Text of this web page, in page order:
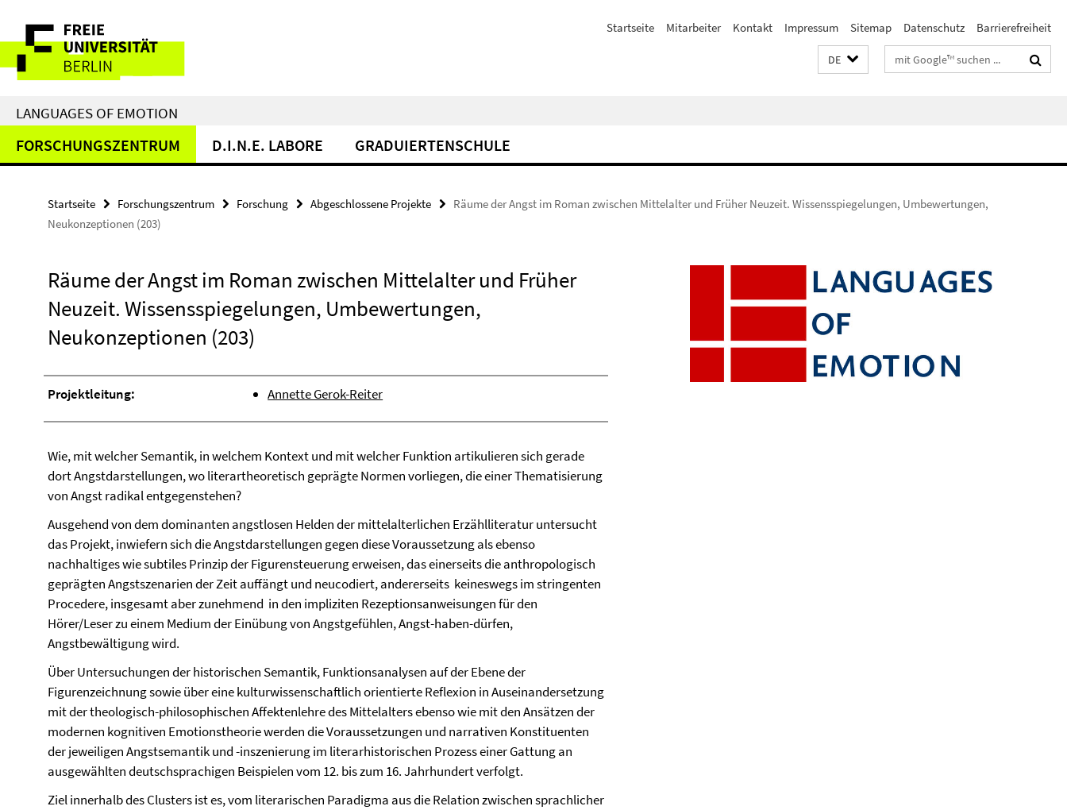
direkt
Inhalt
Service-
Navigation
Startseite Mitarbeiter Kontakt Impressum Sitemap Datenschutz Barrierefreiheit
DE Suchbegriffe
LANGUAGES OF EMOTION
FORSCHUNGSZENTRUM D.I.N.E. LABORE GRADUIERTENSCHULE
Startseite Forschungszentrum Forschung Abgeschlossene Projekte
Räume der Angst im Roman zwischen Mittelalter und Früher Neuzeit. Wissensspiegelungen, Umbewertungen,
Neukonzeptionen (203)
Räume der Angst im Roman zwischen Mittelalter und Früher
Neuzeit. Wissensspiegelungen, Umbewertungen,
Neukonzeptionen (203)
Projektleitung: Annette Gerok-Reiter
Wie, mit welcher Semantik, in welchem Kontext und mit welcher Funktion artikulieren sich gerade
dort Angstdarstellungen, wo literartheoretisch geprägte Normen vorliegen, die einer Thematisierung
von Angst radikal entgegenstehen?
Ausgehend von dem dominanten angstlosen Helden der mittelalterlichen Erzählliteratur untersucht
das Projekt, inwiefern sich die Angstdarstellungen gegen diese Voraussetzung als ebenso
nachhaltiges wie subtiles Prinzip der Figurensteuerung erweisen, das einerseits die anthropologisch
geprägten Angstszenarien der Zeit auffängt und neucodiert, andererseits  keineswegs im stringenten
Procedere, insgesamt aber zunehmend  in den impliziten Rezeptionsanweisungen für den
Hörer/Leser zu einem Medium der Einübung von Angstgefühlen, Angst-haben-dürfen,
Angstbewältigung wird.
Über Untersuchungen der historischen Semantik, Funktionsanalysen auf der Ebene der
Figurenzeichnung sowie über eine kulturwissenschaftlich orientierte Reflexion in Auseinandersetzung
mit der theologisch-philosophischen Affektenlehre des Mittelalters ebenso wie mit den Ansätzen der
modernen kognitiven Emotionstheorie werden die Voraussetzungen und narrativen Konstituenten
der jeweiligen Angstsemantik und -inszenierung im literarhistorischen Prozess einer Gattung an
ausgewählten deutschsprachigen Beispielen vom 12. bis zum 16. Jahrhundert verfolgt.
Ziel innerhalb des Clusters ist es, vom literarischen Paradigma aus die Relation zwischen sprachlicher